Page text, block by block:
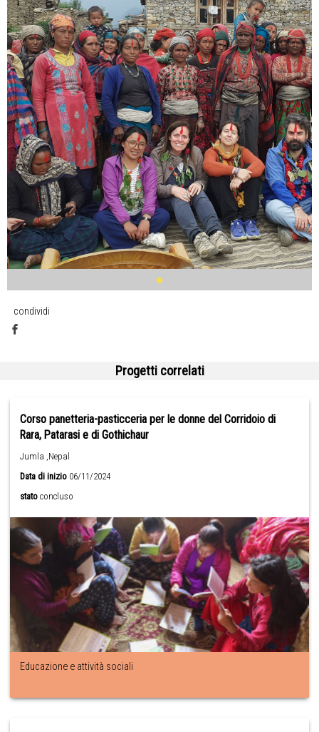
condividi
Progetti correlati
Corso panetteria-pasticceria per le donne del Corridoio di
Rara, Patarasi e di Gothichaur
Jumla ,Nepal
Data di inizio 06/11/2024
stato concluso
Educazione e attività sociali